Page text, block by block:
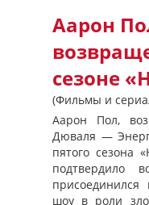
Аарон
сезоне
(Фильмы и
Аарон Пол,
Дюваля —
пятого сезона
подтвердило
присоединился
шоу в роли